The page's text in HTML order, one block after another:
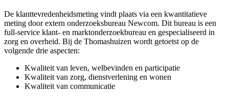
De klanttevredenheidsmeting vindt plaats via een kwantitatieve
meting door extern onderzoeksbureau Newcom. Dit bureau is een
full-service klant- en marktonderzoekbureau en gespecialiseerd in
zorg en overheid. Bij de Thomashuizen wordt getoetst op de
volgende drie aspecten:
Kwaliteit van leven, welbevinden en participatie
Kwaliteit van zorg, dienstverlening en wonen
Kwaliteit van communicatie